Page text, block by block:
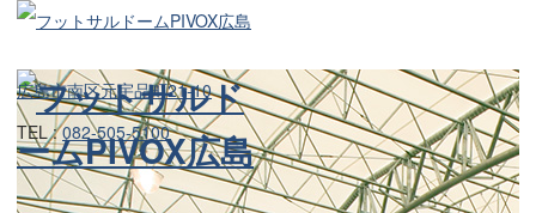
広島市南区元宇品町21-10
TEL :082-505-5100